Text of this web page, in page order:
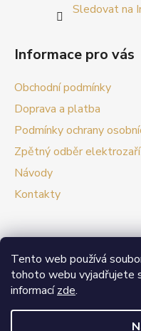
Tento web používá
tohoto webu vyjadřujete
informacízde.
Sledovat na
Informace pro vás
Obchodní podmínky
Doprava a platba
Podmínky ochrany
Zpětný odběr
Návody
Kontakty
V případě zájmu o
neváhejte kontaktovat.